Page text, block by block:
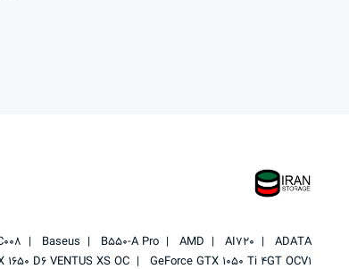
ADATA
AI720
AMD
B550-A Pro
Baseus
GeForce GTX 1050 Ti 4GT OCV1
1650 D6 VENTUS XS OC